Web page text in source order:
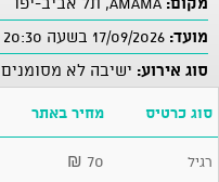
מועד:
סוג אירוע: ישיבה לא מסומנים
סוג כרטיס מחיר באתר
רגיל 70
₪